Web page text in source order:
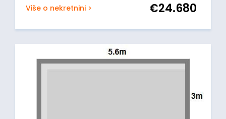
Više o nekretnini > €24.680